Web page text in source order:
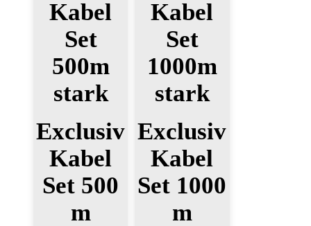
Kabel
Set
500m
stark
Exclusiv
Kabel
Set 500
m
Kabel
Set
1000m
stark
Exclusiv
Kabel
Set 1000
m